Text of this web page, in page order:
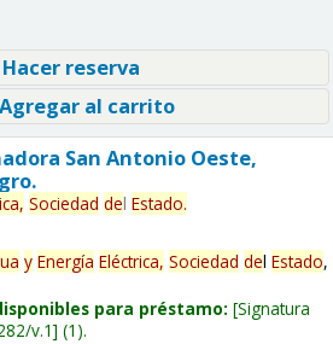
reserva
al carrito
San Antonio Oeste,
Sociedad del Estado.
y Energía Eléctrica, Sociedad del Estado,
para préstamo: Signatura
v.1 (1).